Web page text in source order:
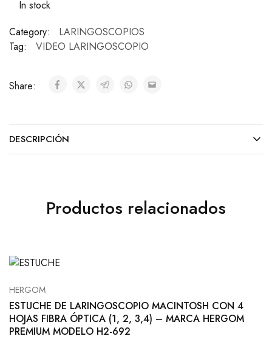
In stock
Category:
LARINGOSCOPIOS
Tag:
VIDEO LARINGOSCOPIO
Share:
DESCRIPCIÓN
Productos relacionados
HERGOM
ESTUCHE DE LARINGOSCOPIO MACINTOSH CON 4
HOJAS FIBRA ÓPTICA (1, 2, 3,4) – MARCA HERGOM
PREMIUM MODELO H2-692